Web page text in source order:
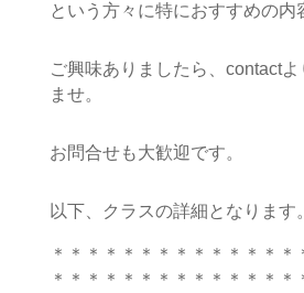
という方々に特におすすめの内
ご興味ありましたら、contact
ませ。
お問合せも大歓迎です。
以下、クラスの詳細となります。
＊＊＊＊＊＊＊＊＊＊＊＊＊＊
＊＊＊＊＊＊＊＊＊＊＊＊＊＊